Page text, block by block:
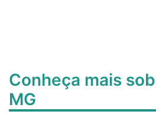
Conheça mais
MG